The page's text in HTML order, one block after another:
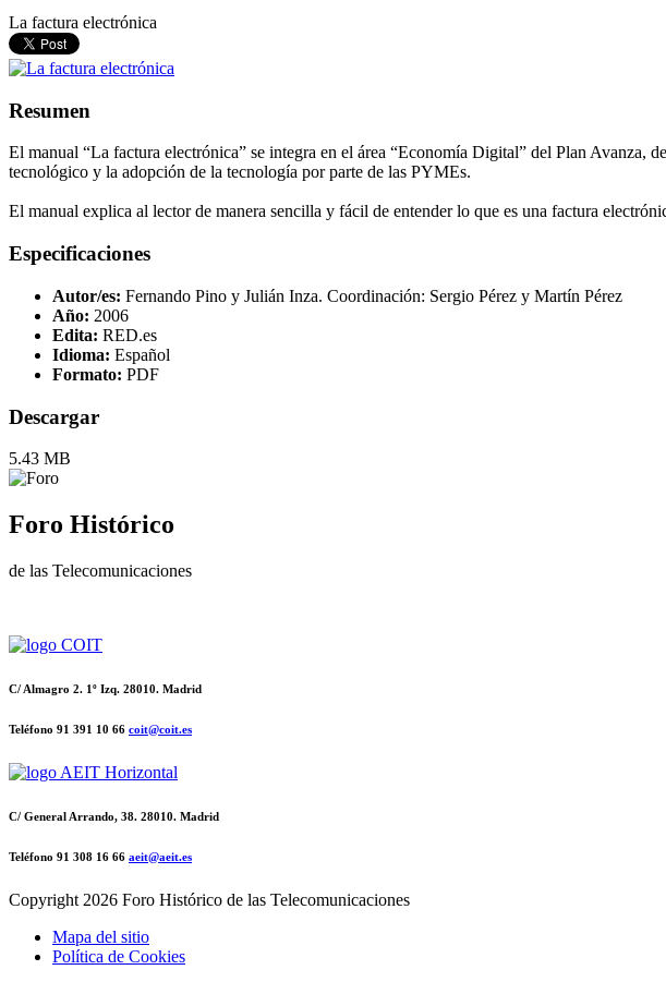
La factura electrónica
Resumen
El manual “La factura electrónica” se integra en el área “Economía Digital” del Plan
tecnológico y la adopción de la tecnología por parte de las PYMEs.
El manual explica al lector de manera sencilla y fácil de entender lo que es una factura
Especificaciones
Autor/es: Fernando Pino y Julián Inza. Coordinación: Sergio Pérez y Martín Pérez
Año: 2006
Edita: RED.es
Idioma: Español
Formato: PDF
Descargar
5.43 MB
Foro Histórico
de las Telecomunicaciones
C/ Almagro 2. 1º Izq. 28010. Madrid
Teléfono 91 391 10 66 coit@coit.es
C/ General Arrando, 38. 28010. Madrid
Teléfono 91 308 16 66 aeit@aeit.es
Copyright 2026 Foro Histórico de las Telecomunicaciones
Mapa del sitio
Política de Cookies